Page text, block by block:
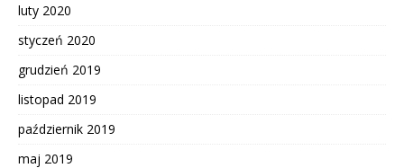
luty 2020
styczeń 2020
grudzień 2019
listopad 2019
październik 2019
maj 2019